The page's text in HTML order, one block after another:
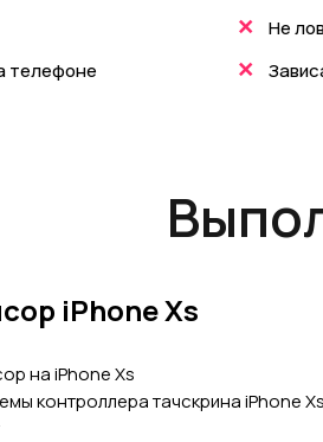
+Не
+
телефоне
iPhone Xs
на iPhone Xs
контроллера тачскрина iPhone Xs